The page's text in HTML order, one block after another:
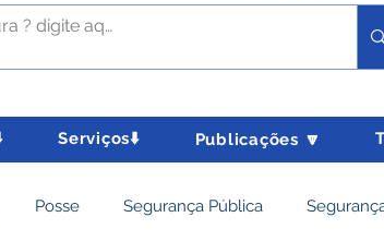
Serviços⬇️ Publicações 🔽
Posse Segurança Pública